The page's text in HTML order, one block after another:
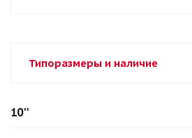
Типоразмеры и наличие
10''